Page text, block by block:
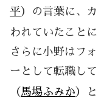
平）の言葉に、
われていたこと
さらに小野はフ
ーとして転職し
（ 馬場ふみか）